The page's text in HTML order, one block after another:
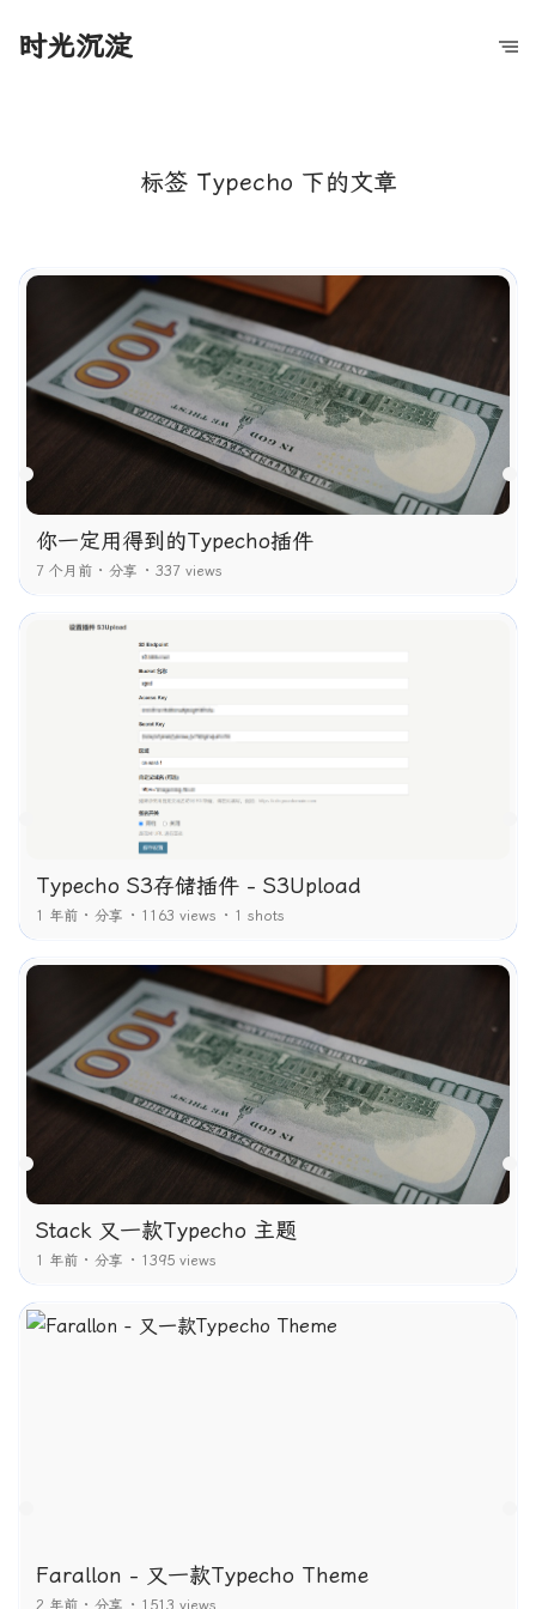
时光沉淀
标签 Typecho 下的文章
你一定用得到的Typecho插件
7 个月前 分享 337 views
Typecho S3存储插件 - S3Upload
1 年前 分享 1163 views 1 shots
Stack 又一款Typecho 主题
1 年前 分享 1395 views
Farallon - 又一款Typecho Theme
2 年前 分享 1513 views